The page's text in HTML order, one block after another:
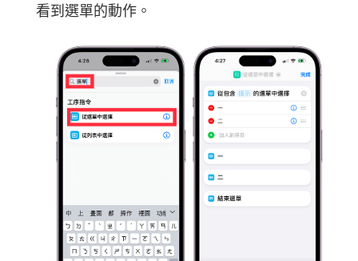
看到選單的動作。